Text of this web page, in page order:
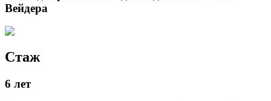
Вейдера
Стаж
6 лет